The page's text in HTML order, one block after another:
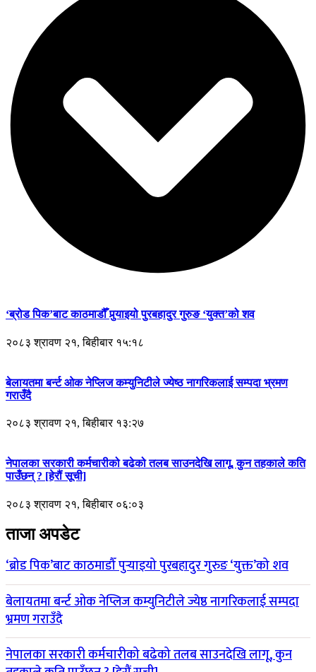
‘ब्रोड पिक’बाट काठमाडौँ पुर्‍याइयो पुरबहादुर गुरुङ ‘युक्त’को शव
२०८३ श्रावण २१, बिहीबार १५:१८
बेलायतमा बर्न्ट ओक नेप्लिज कम्युनिटीले ज्येष्ठ नागरिकलाई सम्पदा भ्रमण
गराउँदै
२०८३ श्रावण २१, बिहीबार १३:२७
नेपालका सरकारी कर्मचारीको बढेको तलब साउनदेखि लागू, कुन तहकाले कति
पाउँछन् ? [हेरौं सूची]
२०८३ श्रावण २१, बिहीबार ०६:०३
ताजा अपडेट
‘ब्रोड पिक’बाट काठमाडौँ पुर्‍याइयो पुरबहादुर गुरुङ ‘युक्त’को शव
बेलायतमा बर्न्ट ओक नेप्लिज कम्युनिटीले ज्येष्ठ नागरिकलाई सम्पदा
भ्रमण गराउँदै
नेपालका सरकारी कर्मचारीको बढेको तलब साउनदेखि लागू, कुन